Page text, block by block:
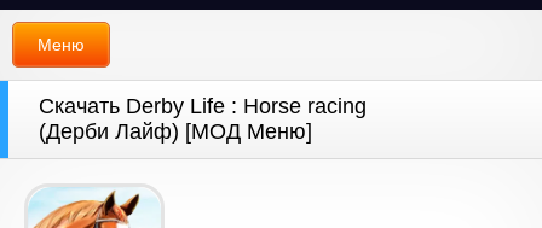
Меню
Скачать Derby Life : Horse racing
(Дерби Лайф) [МОД Меню]